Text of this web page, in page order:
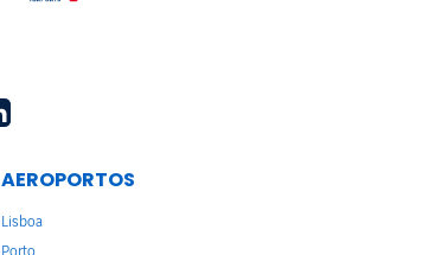
AEROPORTOS
Lisboa
Porto